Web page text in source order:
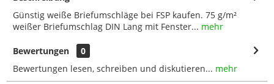
Günstig weiße Briefumschläge bei FSP kaufen. 75 g/m²
weißer Briefumschlag DIN Lang mit Fenster... mehr
Bewertungen
0
Bewertungen lesen, schreiben und diskutieren... mehr